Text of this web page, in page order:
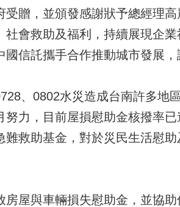
贈，並頒發感謝狀予總經理
會救助及福利，持續展現企
信託攜手合作推動城市發展，
、0802水災造成台南許多地
力，目前屋損慰助金核撥率已
救助基金，對於災民生活慰
屋與車輛損失慰助金，並協